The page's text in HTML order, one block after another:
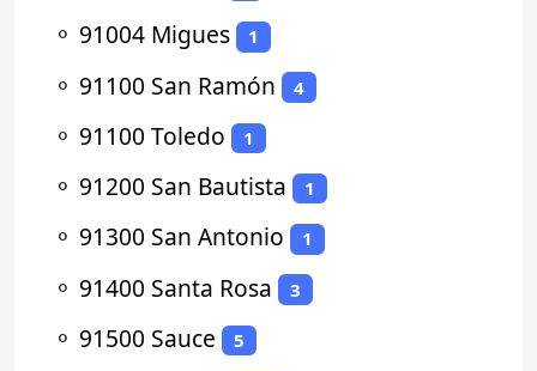
⚬ 91004 Migues 1
⚬ 91100 San Ramón 4
⚬ 91100 Toledo 1
⚬ 91200 San Bautista 1
⚬ 91300 San Antonio 1
⚬ 91400 Santa Rosa 3
⚬ 91500 Sauce 5